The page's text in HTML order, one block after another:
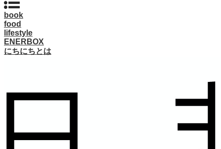
book
food
lifestyle
ENERBOX
にちにちとは